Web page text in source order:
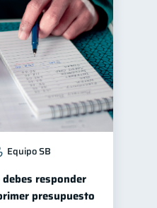
Equipo SB
responder
presupuesto